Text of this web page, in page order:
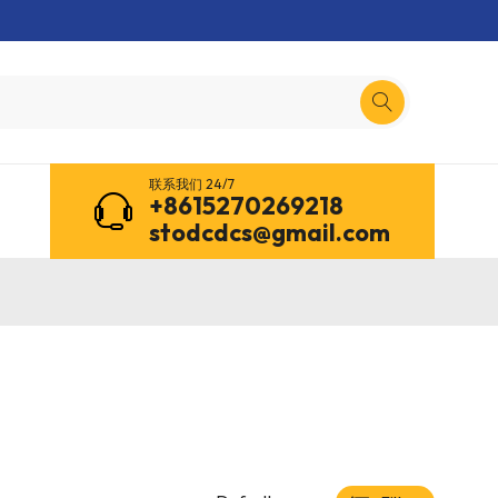
联系我们 24/7
+8615270269218
stodcdcs@gmail.com